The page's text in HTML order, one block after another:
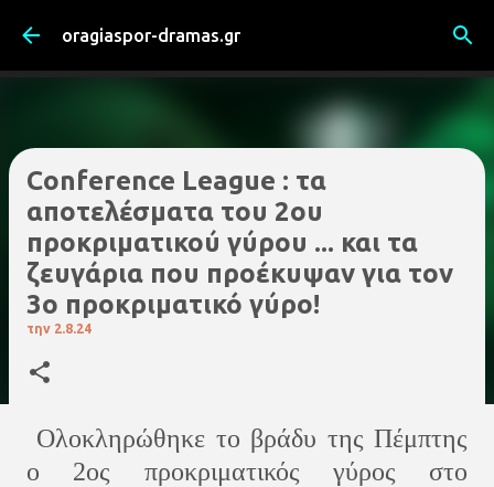
Μετάβαση στο κύριο περιεχόμενο
oragiaspor-dramas.gr
Conference League : τα
αποτελέσματα του 2ου
προκριματικού γύρου ... και τα
ζευγάρια που προέκυψαν για τον
3ο προκριματικό γύρο!
την 2.8.24
Ολοκληρώθηκε το βράδυ της Πέμπτης
ο 2ος προκριματικός γύρος στο